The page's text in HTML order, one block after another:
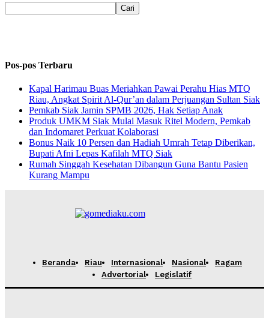
Pos-pos Terbaru
Kapal Harimau Buas Meriahkan Pawai Perahu Hias MTQ
Riau, Angkat Spirit Al-Qur’an dalam Perjuangan Sultan Siak
Pemkab Siak Jamin SPMB 2026, Hak Setiap Anak
Produk UMKM Siak Mulai Masuk Ritel Modern, Pemkab
dan Indomaret Perkuat Kolaborasi
Bonus Naik 10 Persen dan Hadiah Umrah Tetap Diberikan,
Bupati Afni Lepas Kafilah MTQ Siak
Rumah Singgah Kesehatan Dibangun Guna Bantu Pasien
Kurang Mampu
Beranda Riau Internasional Nasional
Ragam
Advertorial
Legislatif